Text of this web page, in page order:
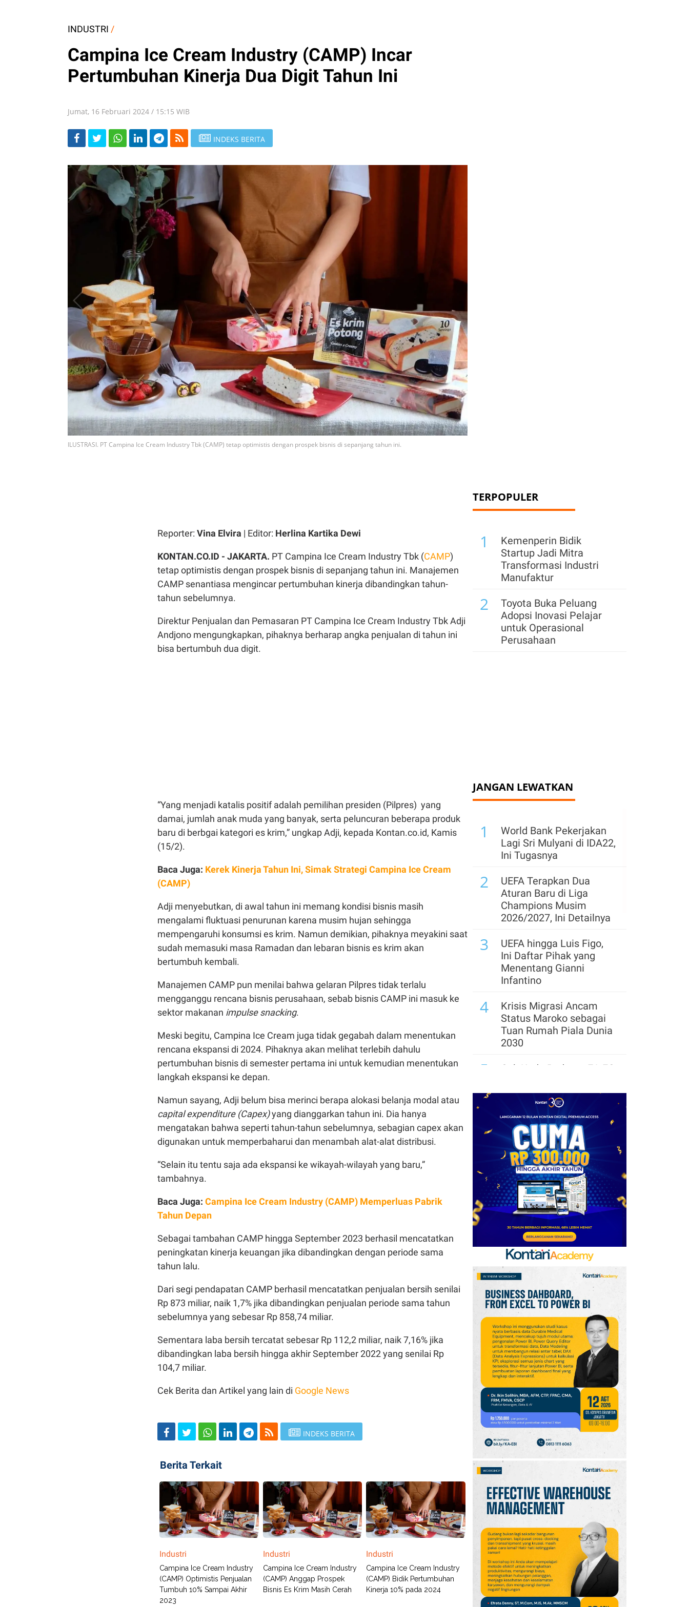
INDUSTRI /
Campina Ice Cream Industry (CAMP) Incar
Pertumbuhan Kinerja Dua Digit Tahun Ini
Jumat, 16 Februari 2024 / 15:15 WIB
INDEKS BERITA
ILUSTRASI. PT Campina Ice Cream Industry Tbk (CAMP) tetap optimistis dengan prospek bisnis di sepanjang tahun ini.
Reporter: Vina Elvira | Editor: Herlina Kartika Dewi
KONTAN.CO.ID - JAKARTA. PT Campina Ice Cream Industry Tbk (CAMP)
tetap optimistis dengan prospek bisnis di sepanjang tahun ini. Manajemen
CAMP senantiasa mengincar pertumbuhan kinerja dibandingkan tahun-
tahun sebelumnya.
Direktur Penjualan dan Pemasaran PT Campina Ice Cream Industry Tbk Adji
Andjono mengungkapkan, pihaknya berharap angka penjualan di tahun ini
bisa bertumbuh dua digit.
“Yang menjadi katalis positif adalah pemilihan presiden (Pilpres) yang
damai, jumlah anak muda yang banyak, serta peluncuran beberapa produk
baru di berbgai kategori es krim,” ungkap Adji, kepada Kontan.co.id, Kamis
(15/2).
Baca Juga: Kerek Kinerja Tahun Ini, Simak Strategi Campina Ice Cream
(CAMP)
Adji menyebutkan, di awal tahun ini memang kondisi bisnis masih
mengalami fluktuasi penurunan karena musim hujan sehingga
mempengaruhi konsumsi es krim. Namun demikian, pihaknya meyakini saat
sudah memasuki masa Ramadan dan lebaran bisnis es krim akan
bertumbuh kembali.
Manajemen CAMP pun menilai bahwa gelaran Pilpres tidak terlalu
mengganggu rencana bisnis perusahaan, sebab bisnis CAMP ini masuk ke
sektor makanan impulse snacking.
Meski begitu, Campina Ice Cream juga tidak gegabah dalam menentukan
rencana ekspansi di 2024. Pihaknya akan melihat terlebih dahulu
pertumbuhan bisnis di semester pertama ini untuk kemudian menentukan
langkah ekspansi ke depan.
Namun sayang, Adji belum bisa merinci berapa alokasi belanja modal atau
capital expenditure (Capex)yang dianggarkan tahun ini. Dia hanya
mengatakan bahwa seperti tahun-tahun sebelumnya, sebagian capex akan
digunakan untuk memperbaharui dan menambah alat-alat distribusi.
“Selain itu tentu saja ada ekspansi ke wikayah-wilayah yang baru,”
tambahnya.
Baca Juga: Campina Ice Cream Industry (CAMP) Memperluas Pabrik
Tahun Depan
Sebagai tambahan CAMP hingga September 2023 berhasil mencatatkan
peningkatan kinerja keuangan jika dibandingkan dengan periode sama
tahun lalu.
Dari segi pendapatan CAMP berhasil mencatatkan penjualan bersih senilai
Rp 873 miliar, naik 1,7% jika dibandingkan penjualan periode sama tahun
sebelumnya yang sebesar Rp 858,74 miliar.
Sementara laba bersih tercatat sebesar Rp 112,2 miliar, naik 7,16% jika
dibandingkan laba bersih hingga akhir September 2022 yang senilai Rp
104,7 miliar.
Cek Berita dan Artikel yang lain di Google News
INDEKS BERITA
Berita Terkait
Industri
Campina Ice Cream Industry
(CAMP) Optimistis Penjualan
Tumbuh 10% Sampai Akhir
2023
Industri
Campina Ice Cream Industry
(CAMP) Anggap Prospek
Bisnis Es Krim Masih Cerah
Industri
Campina Ice Cream Industry
(CAMP) Bidik Pertumbuhan
Kinerja 10% pada 2024
TERPOPULER
1
Kemenperin Bidik
Startup Jadi Mitra
Transformasi Industri
Manufaktur
2
Toyota Buka Peluang
Adopsi Inovasi Pelajar
untuk Operasional
Perusahaan
JANGAN LEWATKAN
1
World Bank Pekerjakan
Lagi Sri Mulyani di IDA22,
Ini Tugasnya
2
UEFA Terapkan Dua
Aturan Baru di Liga
Champions Musim
2026/2027, Ini Detailnya
3
UEFA hingga Luis Figo,
Ini Daftar Pihak yang
Menentang Gianni
Infantino
4
Krisis Migrasi Ancam
Status Maroko sebagai
Tuan Rumah Piala Dunia
2030
5
Cek Kode Redeem EA FC
2026: Klaim Ribuan
Gems Gratis!
6
Promo JSM Alfamart 7–
9 Agustus 2026, Minyak
Goreng 2 Liter Mulai
Rp41.500
7
Arsenal Perpanjang
Kerja Sama dengan
Emirates hingga 2033, Ini
Detail Kemitraannya
Apa Saja Syarat
Pencairan JHT 10%? Cek
Dokumen dan Panduan
untuk Peserta BPJSTK
9
Promo Alfamart Murah
Banget 7–13 Agustus
2026, Sunlight hingga
Bebelac Diskon
10 Promo JSM Superindo
7–9 Agustus 2026,
Minyak Goreng Rp37.900
hingga Buah Diskon 50%